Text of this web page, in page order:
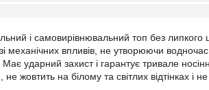
і самовирівнювальний топ без липкого
впливів, не утворюючи водночас
ударний захист і гарантує тривале
жовтить на білому та світлих відтінках і